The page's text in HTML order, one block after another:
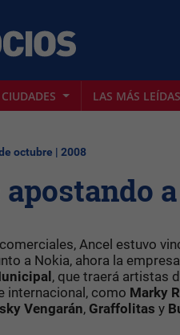
CIUDADES LAS MÁS LEÍDAS
octubre | 2008
Ancel estuvo
a Nokia, ahora la
, que traerá artistas
internacional, como Marky
Vengarán, Graffolitas y